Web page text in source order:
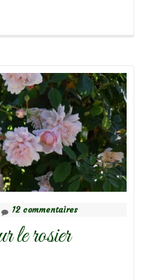
12 commentaires
le rosier